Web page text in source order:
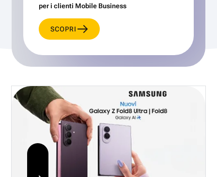
per i clienti Mobile Business
SCOPRI